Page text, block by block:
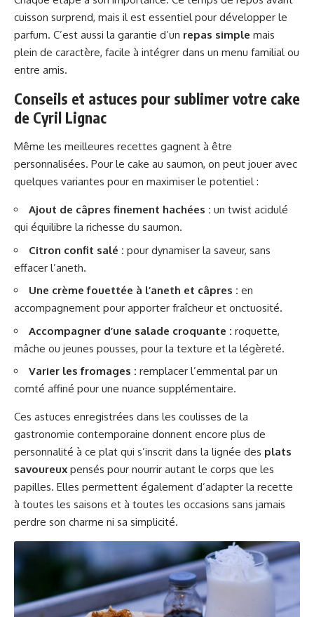
cuisson surprend, mais il est essentiel pour développer le
parfum. C’est aussi la garantie d’un repas simple mais
plein de caractère, facile à intégrer dans un menu familial ou
entre amis.
Conseils et astuces pour sublimer votre cake
de Cyril Lignac
Même les meilleures recettes gagnent à être
personnalisées. Pour le cake au saumon, on peut jouer avec
quelques variantes pour en maximiser le potentiel :
Ajout de câpres finement hachées : un twist acidulé
qui équilibre la richesse du saumon.
Citron confit salé : pour dynamiser la saveur, sans
effacer l’aneth.
Une crème fouettée à l’aneth et câpres : en
accompagnement pour apporter fraîcheur et onctuosité.
Accompagner d’une salade croquante : roquette,
mâche ou jeunes pousses, pour la texture et la légèreté.
Varier les fromages : remplacer l’emmental par un
comté affiné pour une nuance supplémentaire.
Ces astuces enregistrées dans les coulisses de la
gastronomie contemporaine donnent encore plus de
personnalité à ce plat qui s’inscrit dans la lignée des plats
savoureux pensés pour nourrir autant le corps que les
papilles. Elles permettent également d’adapter la recette
à toutes les saisons et à toutes les occasions sans jamais
perdre son charme ni sa simplicité.